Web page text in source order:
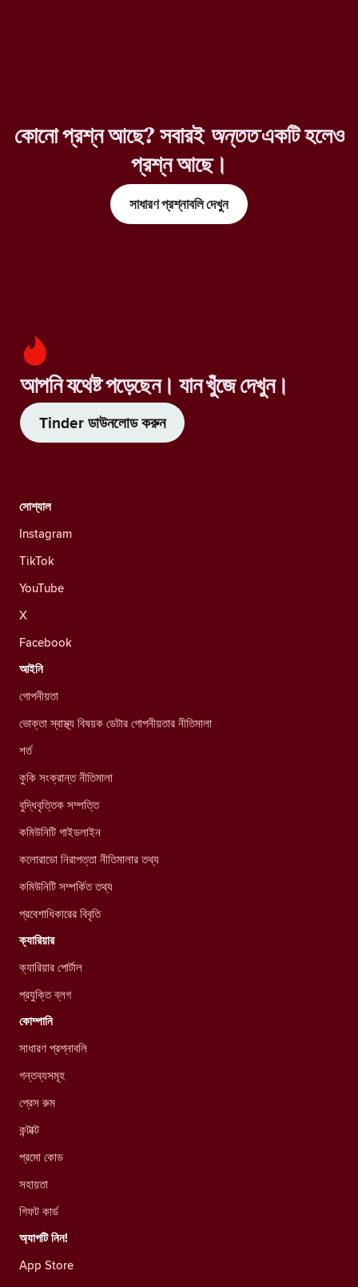
কোনো প্রশ্ন আছে? সবারইঅন্ততএকটি হলেও
প্রশ্ন আছে।
সাধারণ প্রশ্নাবলি দেখুন
আপনি যথেষ্ট পড়েছেন। যান খুঁজে দেখুন।
Tinder ডাউনলোড করুন
সোশ্যাল
Instagram
TikTok
YouTube
X
Facebook
আইনি
গোপনীয়তা
ভোক্তা স্বাস্থ্য বিষয়ক ডেটার গোপনীয়তার নীতিমালা
শর্ত
কুকি সংক্রান্ত নীতিমালা
বুদ্ধিবৃত্তিক সম্পত্তি
কমিউনিটি গাইডলাইন
কলোরাডো নিরাপত্তা নীতিমালার তথ্য
কমিউনিটি সম্পর্কিত তথ্য
প্রবেশাধিকারের বিবৃতি
ক্যারিয়ার
ক্যারিয়ার পোর্টাল
প্রযুক্তি ব্লগ
কোম্পানি
সাধারণ প্রশ্নাবলি
গন্তব্যসমূহ
প্রেস রুম
কন্টাক্ট
প্রমো কোড
সহায়তা
গিফট কার্ড
অ্যাপটি নিন!
App Store